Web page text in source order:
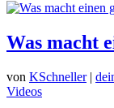
Was macht
von KSchneller|
Videos